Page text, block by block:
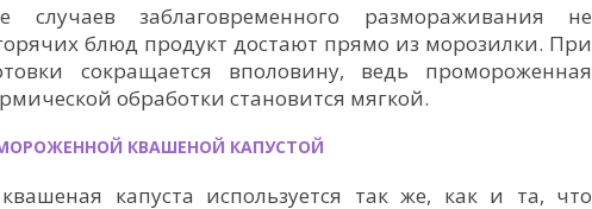
случаев заблаговременного размораживания не
блюд продукт достают прямо из морозилки. При
сокращается вполовину, ведь промороженная
обработки становится мягкой.
КВАШЕНОЙ КАПУСТОЙ
капуста используется так же, как и та, что